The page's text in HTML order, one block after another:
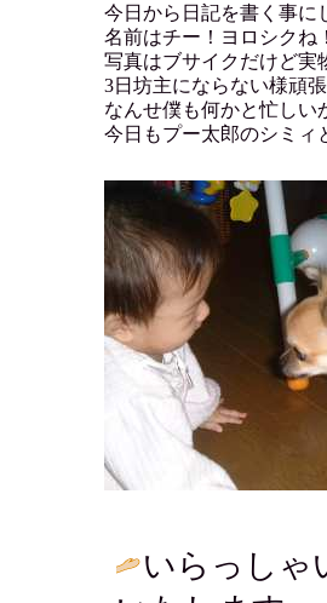
今日から日記を書く事に
名前はチー！ヨロシクね！
写真はブサイクだけど実
3日坊主にならない様頑張
なんせ僕も何かと忙しい
今日もプー太郎のシミィ
いらっしゃ